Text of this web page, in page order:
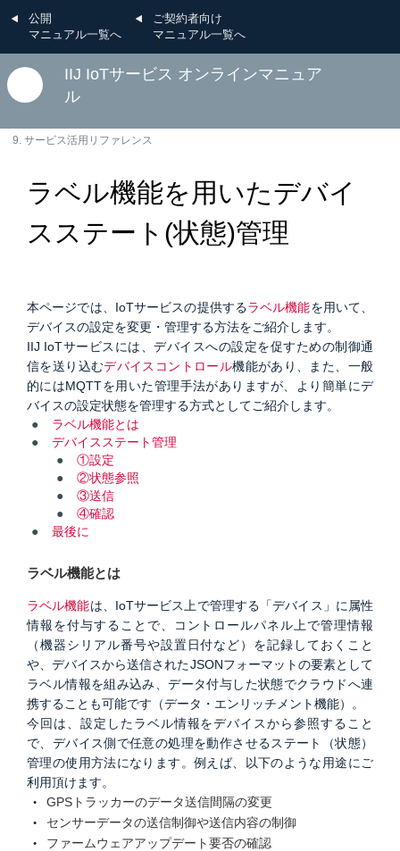
公開
マニュアル一覧へ
ご契約者向け
マニュアル一覧へ
IIJ IoTサービス オンラインマニュア
ル
9. サービス活用リファレンス
ラベル機能を用いたデバイ
スステート(状態)管理
本ページでは、IoTサービスの提供するラベル機能を用いて、
デバイスの設定を変更・管理する方法をご紹介します。
IIJ IoTサービスには、デバイスへの設定を促すための制御通
信を送り込むデバイスコントロール機能があり、また、一般
的にはMQTTを用いた管理手法がありますが、より簡単にデ
バイスの設定状態を管理する方式としてご紹介します。
ラベル機能とは
デバイスステート管理
①設定
②状態参照
③送信
④確認
最後に
ラベル機能とは
ラベル機能は、 IoTサービス上で管理する「デバイス」に属性
情報を付与することで、コントロールパネル上で管理情報
（機器シリアル番号や設置日付など）を記録しておくこと
や、デバイスから送信されたJSONフォーマットの要素として
ラベル情報を組み込み、データ付与した状態でクラウドへ連
携することも可能です（データ・エンリッチメント機能）。
今回は、設定したラベル情報をデバイスから参照すること
で、デバイス側で任意の処理を動作させるステート（状態）
管理の使用方法になります。例えば、以下のような用途にご
利用頂けます。
GPSトラッカーのデータ送信間隔の変更
センサーデータの送信制御や送信内容の制御
ファームウェアアップデート要否の確認